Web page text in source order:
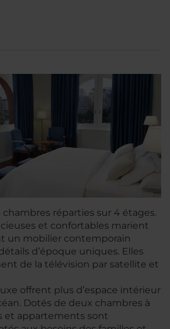
chambres réparties sur 4 étages.
et confortables marient
un mobilier contemporain
d’époque uniques. Elles
de la télévision par satellite et
offrent plus d’espace intérieur
Dotés de deux chambres à
et appartements sont